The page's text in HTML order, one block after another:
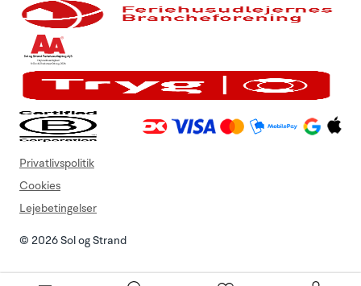
© 2026 Sol og Strand
Privatlivspolitik
Cookies
Lejebetingelser